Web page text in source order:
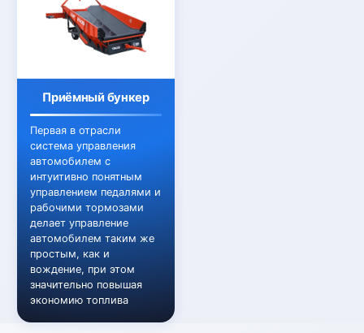
Приёмный бункер
Первая в отрасли
система управления
автомобилем с
интуитивно понятным
управлением педалями и
рабочими тормозами
делает управление
автомобилем таким же
простым, как и
вождение, при этом
значительно повышая
экономию топлива